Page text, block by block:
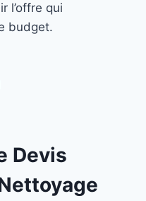
l’offre qui
budget.
Devis